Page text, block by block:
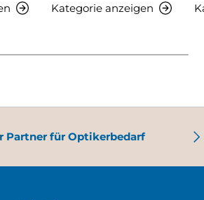
Kategorie anzeigen
Partner für Optikerbedarf